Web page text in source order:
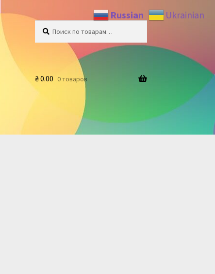
₴0.00 0 товаров
Russian Ukrainian